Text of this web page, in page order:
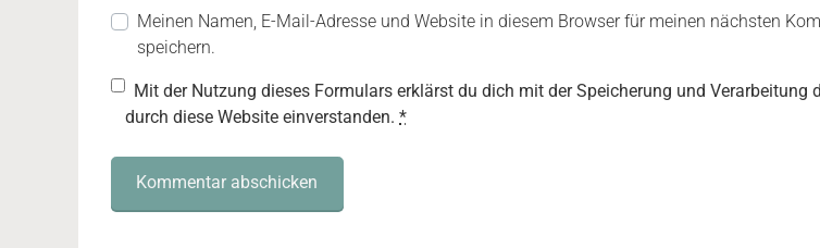
Meinen Namen, E-Mail-Adresse und Website in diesem Browser für meinen nächsten
speichern.
Mit der Nutzung dieses Formulars erklärst du dich mit der Speicherung und Verarbeitung
durch diese Website einverstanden. *